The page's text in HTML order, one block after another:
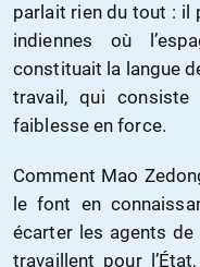
parlait rien du tout : il
indiennes où
constituait la langue
travail, qui
faiblesse en force.
Comment Mao
le font en
écarter les agents de
travaillent pour